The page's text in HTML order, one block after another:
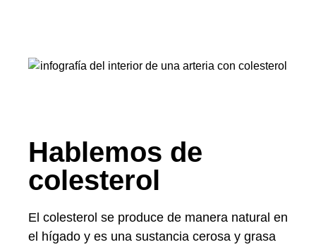
Hablemos de
colesterol
El colesterol se produce de manera natural en
el hígado y es una sustancia cerosa y grasa